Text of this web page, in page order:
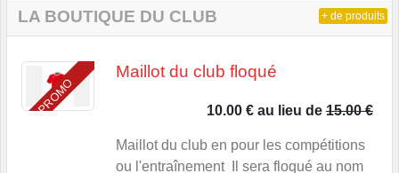
LA BOUTIQUE DU CLUB
PROMO
Maillot du club floqué
10.00 € au lieu de 15.00 €
Maillot du club en pour les compétitions
ou l'entraînement Il sera floqué au nom
+ de produits